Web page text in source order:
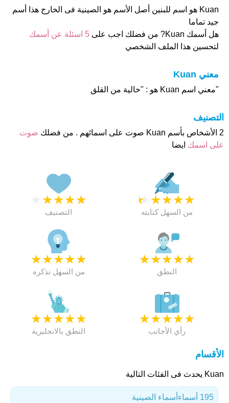
Kuan هو اسم للبنين أصل الأسم هو الصينية فى الخارج هذا أسم
جيد تماما
هل أسمك Kuan? من فضلك اجب على
5 اسئلة عن أسمك
لتحسين هذا الملف الشخصي
معني Kuan
"معني اسم Kuan هو : "خالية من القلق
التصنيف
2 الأشخاص بأسم Kuan صوت على اسمائهم . من فضلك
صوت
على اسمك ايضا
★
★
★
★
التصنيف
★
★
★
★
★
من السهل كتابته
★
★
★
★
★
من السهل تذكره
★
★
★
★
★
النطق
★
★
★
★
★
النطق بالانجليزية
★
★
★
★
★
رأي الأجانب
الأقسام
Kuan يحدث فى الفئات التالية
أسماء الصينية 195 أسماء